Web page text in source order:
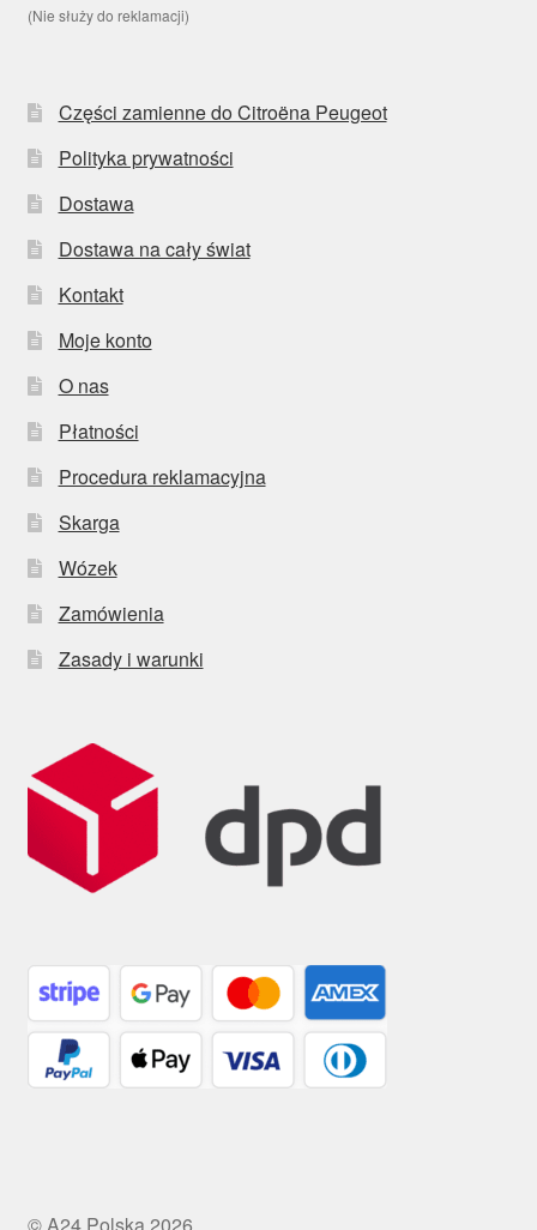
(Nie służy do reklamacji)
Części zamienne do Citroëna Peugeot
Polityka prywatności
Dostawa
Dostawa na cały świat
Kontakt
Moje konto
O nas
Płatności
Procedura reklamacyjna
Skarga
Wózek
Zamówienia
Zasady i warunki